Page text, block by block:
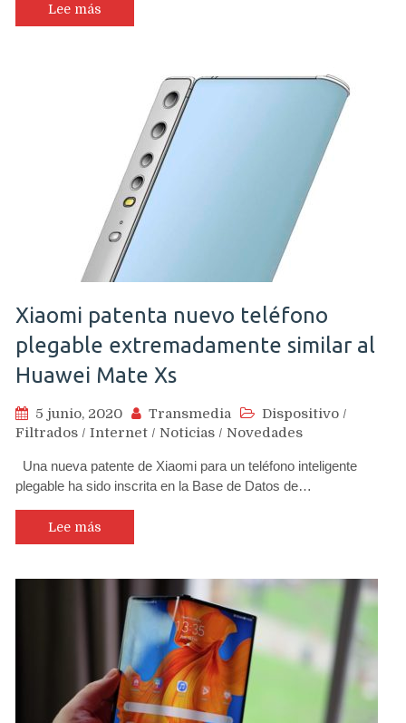
Lee más
Xiaomi patenta nuevo teléfono
plegable extremadamente similar al
Huawei Mate Xs
5 junio, 2020 Transmedia Dispositivo /
Filtrados / Internet / Noticias / Novedades
Una nueva patente de Xiaomi para un teléfono inteligente
plegable ha sido inscrita en la Base de Datos de…
Lee más